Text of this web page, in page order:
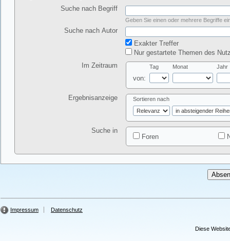
Suche nach Begriff
Geben Sie einen oder mehrere Begriffe
Suche nach Autor
Exakter Treffer
Nur gestartete Themen des
Im Zeitraum
von:
Tag Monat Jahr
Ergebnisanzeige Sortieren nach
Suche in
Foren
Impressum Datenschutz
Diese